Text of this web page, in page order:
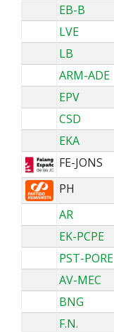
EB-B
LVE
LB
ARM-ADE
EPV
CSD
EKA
FE-JONS
PH
AR
EK-PCPE
PST-PORE
AV-MEC
BNG
F.N.